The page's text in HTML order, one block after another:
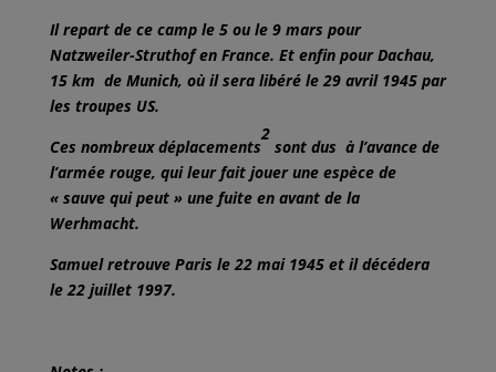
Il repart de ce camp le 5 ou le 9 mars pour
Natzweiler-Struthof en France. Et enfin pour Dachau,
15 km de Munich, où il sera libéré le 29 avril 1945 par
les troupes US.
Ces nombreux déplacements
2
sont dus à l’avance de
l’armée rouge, qui leur fait jouer une espèce de
« sauve qui peut » une fuite en avant de la
Werhmacht.
Samuel retrouve Paris le 22 mai 1945 et il décédera
le 22 juillet 1997.